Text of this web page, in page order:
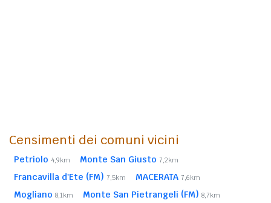
Censimenti dei comuni vicini
Petriolo 4,9km Monte San Giusto 7,2km
Francavilla d'Ete (FM) 7,5km MACERATA 7,6km
Mogliano 8,1km Monte San Pietrangeli (FM) 8,7km